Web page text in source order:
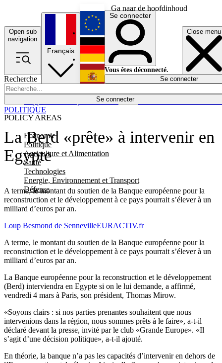
Ga naar de hoofdinhoud
Open sub
navigation
Close menu
Recherche
Se connecter
POLICY AREAS
Economie
Politique
Agriculture et Alimentation
Santé
Technologies
Energie, Environnement et Transport
Défense
Économie
Français
English
Deutsch
Español
Se connecter
Vous êtes déconnecté.
Se connecter
La Berd «prête» à intervenir en
Egypte
A terme, le montant du soutien de la Banque européenne pour la
reconstruction et le développement à ce pays pourrait s’élever à un
milliard d’euros par an.
POLITIQUE
Loup Besmond de SennevilleEURACTIV.fr
A terme, le montant du soutien de la Banque européenne pour la
reconstruction et le développement à ce pays pourrait s’élever à un
milliard d’euros par an.
La Banque européenne pour la reconstruction et le développement
(Berd) interviendra en Egypte si on le lui demande, a affirmé,
vendredi 4 mars à Paris, son président, Thomas Mirow.
«Soyons clairs : si nos parties prenantes souhaitent que nous
intervenions dans la région, nous sommes prêts à le faire», a-t-il
déclaré devant la presse, invité par le club «Grande Europe». «Il
s’agit d’une décision politique», a-t-il ajouté.
En théorie, la banque n’a pas les capacités d’intervenir en dehors de